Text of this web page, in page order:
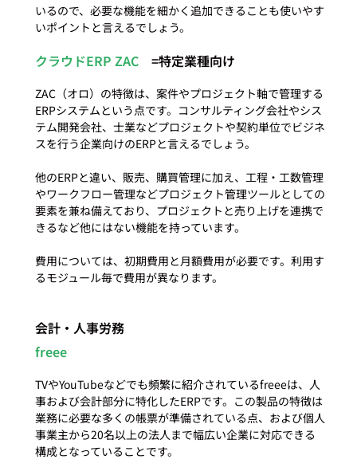
いるので、必要な機能を細かく追加できることも使いやす
クラウドERP ZAC =特定業種向け
ZAC（オロ）の特徴は、案件やプロジェクト軸で管理する
ERPシステムという点です。コンサルティング会社やシス
テム開発会社、士業などプロジェクトや契約単位でビジネ
スを行う企業向けのERPと言えるでしょう。
他のERPと違い、販売、購買管理に加え、工程・工数管理
やワークフロー管理などプロジェクト管理ツールとしての
要素を兼ね備えており、プロジェクトと売り上げを連携で
きるなど他にはない機能を持っています。
費用については、初期費用と月額費用が必要です。利用す
会計・人事労務
freee
TVやYouTubeなどでも頻繁に紹介されているfreeeは、人
事および会計部分に特化したERPです。この製品の特徴は
業務に必要な多くの帳票が準備されている点、および個人
事業主から20名以上の法人まで幅広い企業に対応できる
構成となっていることです。